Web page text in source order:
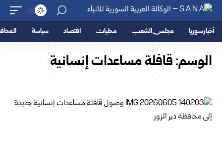
أخبار سوريا مجلس الشعب محليات اقتصاد سياسة
الوسم:قافلة مساعدات إنسانية